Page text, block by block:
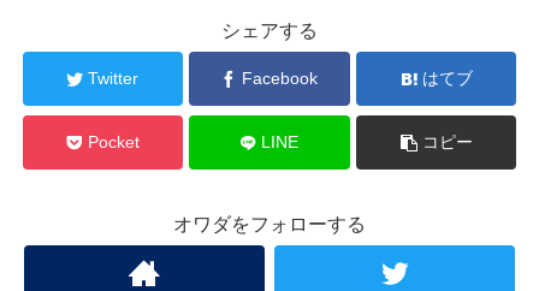
シェアする
Twitter Facebook はてブ
Pocket LINE コピー
オワダをフォローする